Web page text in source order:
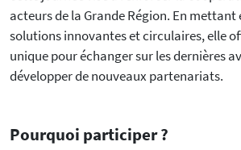
acteurs de la Grande Région. En mettant
solutions innovantes et circulaires, elle
unique pour échanger sur les dernières
développer de nouveaux partenariats.
Pourquoi participer ?